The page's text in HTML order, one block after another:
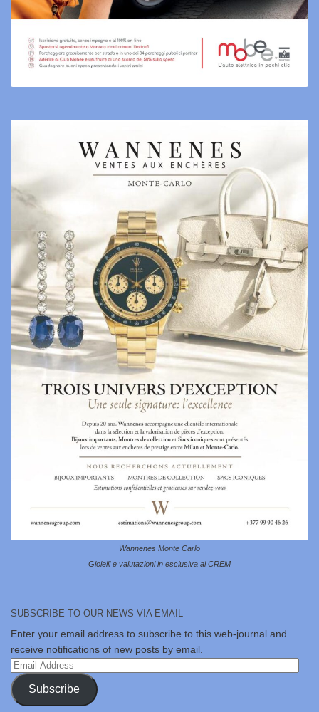
Wannenes Monte Carlo
Gioielli e valutazioni in esclusiva al CREM
SUBSCRIBE TO OUR NEWS VIA EMAIL
Enter your email address to subscribe to this web-journal and
receive notifications of new posts by email.
Email
Address
Subscribe